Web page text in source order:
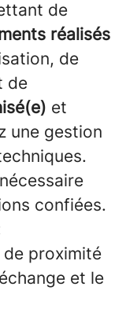
de
réalisés
de
de
et
une gestion
confiées.
de proximité
et le